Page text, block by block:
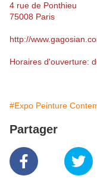
4 rue de Ponthieu
75008 Paris
http://
Horaires d'ouverture:
#Expo Peinture
Partager